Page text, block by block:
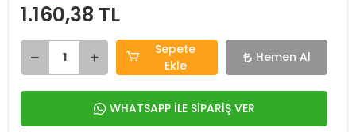
1.160,38 TL
Sepete
Ekle
Hemen Al
WHATSAPP İLE SİPARİŞ VER